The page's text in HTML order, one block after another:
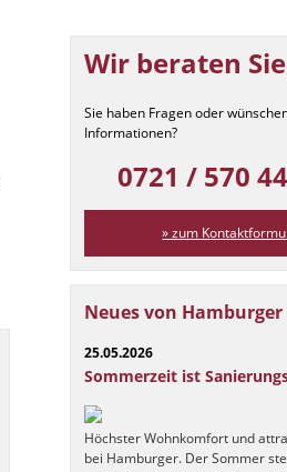
Wir beraten
Sie haben Fragen oder
Informationen?
0721 / 570
» zum
Neues von Hamburger
25.05.2026
Sommerzeit ist
Höchster Wohnkomfort und
bei Hamburger. Der Sommer